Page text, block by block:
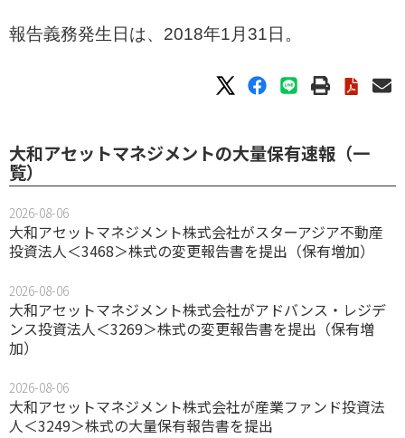
報告義務発生日は、2018年1月31日。
大和アセットマネジメントの大量保有速報（一
覧）
2026-08-06
大和アセットマネジメント株式会社がスターアジア不動産
投資法人＜3468＞株式の変更報告書を提出（保有増加）
2026-08-06
大和アセットマネジメント株式会社がアドバンス・レジデ
ンス投資法人＜3269＞株式の変更報告書を提出（保有増
加）
2026-08-06
大和アセットマネジメント株式会社が産業ファンド投資法
人＜3249＞株式の大量保有報告書を提出